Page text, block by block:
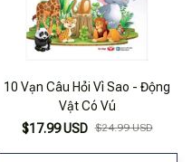
10 Vạn Câu Hỏi Vì Sao - Động
Vật Có Vú
$17.99 USD $24.99 USD